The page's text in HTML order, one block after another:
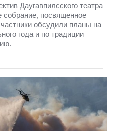
Даугавпилсского театра
собрание, посвященное
обсудили планы на
года и по традиции